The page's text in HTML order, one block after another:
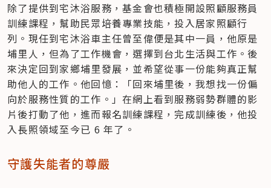
除了提供到宅沐浴服務，基金會也積極開設照顧服務員
訓練課程，幫助民眾培養專業技能，投入居家照顧行
列。現任到宅沐浴車主任曾至偉便是其中一員，他原是
埔里人，但為了工作機會，選擇到台北生活與工作。後
來決定回到家鄉埔里發展，並希望從事一份能夠真正幫
助他人的工作。他回憶：「回來埔里後，我想找一份偏
向於服務性質的工作。」在網上看到服務弱勢群體的影
片後打動了他，進而報名訓練課程，完成訓練後，他投
入長照領域至今已 6 年了。
守護失能者的尊嚴